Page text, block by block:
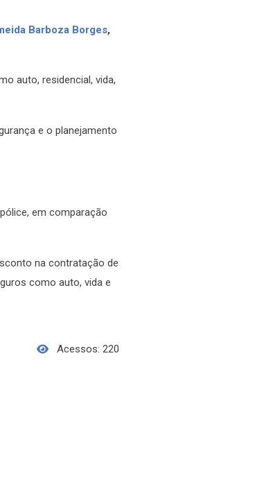
Barboza Borges,
auto, residencial, vida,
e o planejamento
em comparação
na contratação de
como auto, vida e
Acessos: 220